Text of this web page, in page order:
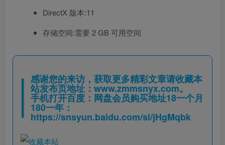
DirectX 版本:11
存储空间:需要 2 GB 可用空间
感谢您的来访，获取更多精彩文章请收藏本
站发布页地址： www.zmmsnyx.com。
手机打开百度：网盘会员购买地址18一个月
180一年：
https://snsyun.baidu.com/sl/jHgMqbk